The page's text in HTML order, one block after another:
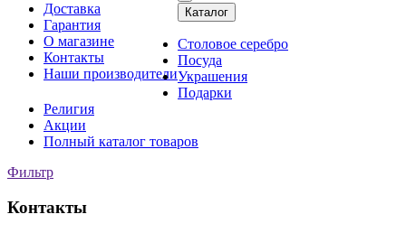
Доставка
Гарантия
О магазине
Контакты
Наши производители
Каталог
Столовое серебро
Посуда
Украшения
Подарки
Религия
Акции
Полный каталог товаров
Фильтр
Контакты